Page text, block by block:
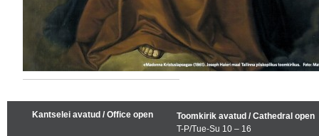
Kantselei avatud / Office open
Toomkirik avatud / Cathedral open
T-P/Tue-Su 10 – 16